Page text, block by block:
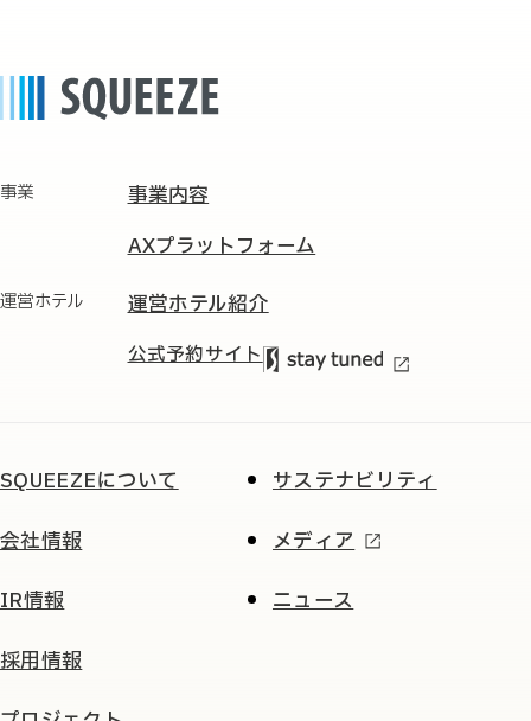
事業
事業内容
AXプラットフォーム
運営ホテル 運営ホテル紹介
公式予約サイト
SQUEEZEについて
会社情報
IR情報
採用情報
サステナビリティ
メディア
ニュース